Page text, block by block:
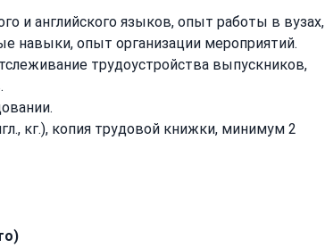
и английского языков, опыт работы в вузах,
навыки, опыт организации мероприятий.
трудоустройства выпускников,
кг.), копия трудовой книжки, минимум 2